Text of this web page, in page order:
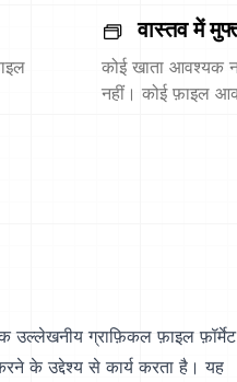
वास्तव में
कोई खाता आवश्यक
नहीं। कोई फ़ाइल
उल्लेखनीय ग्राफ़िकल फ़ाइल फ़ॉर्मेट
के उद्देश्य से कार्य करता है। यह